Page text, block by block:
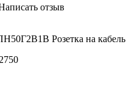
отзыв
Розетка на кабель